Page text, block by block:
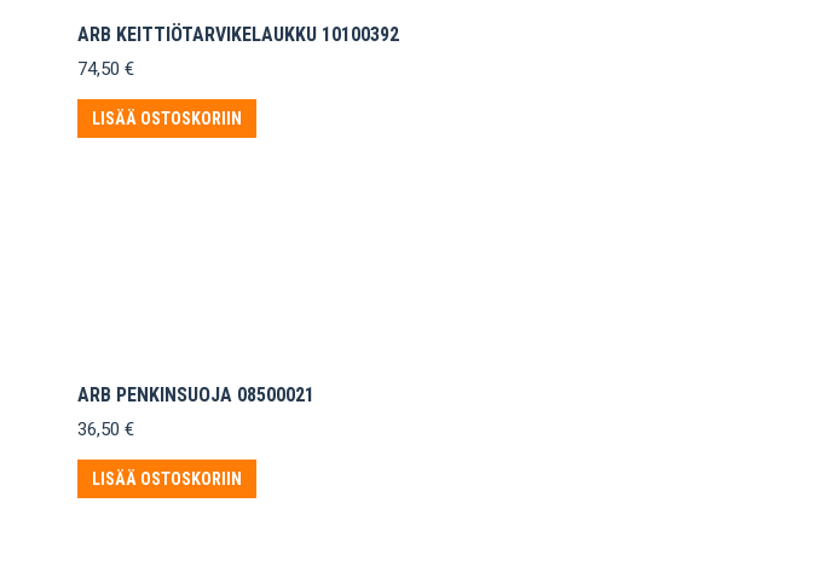
ARB KEITTIÖTARVIKELAUKKU 10100392
74,50 €
LISÄÄ OSTOSKORIIN
ARB PENKINSUOJA 08500021
36,50 €
LISÄÄ OSTOSKORIIN